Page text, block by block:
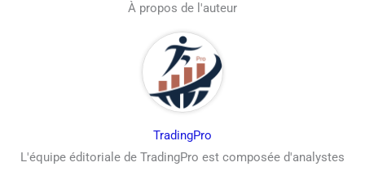
À propos de l'auteur
TradingPro
L'équipe éditoriale de TradingPro est composée d'analystes